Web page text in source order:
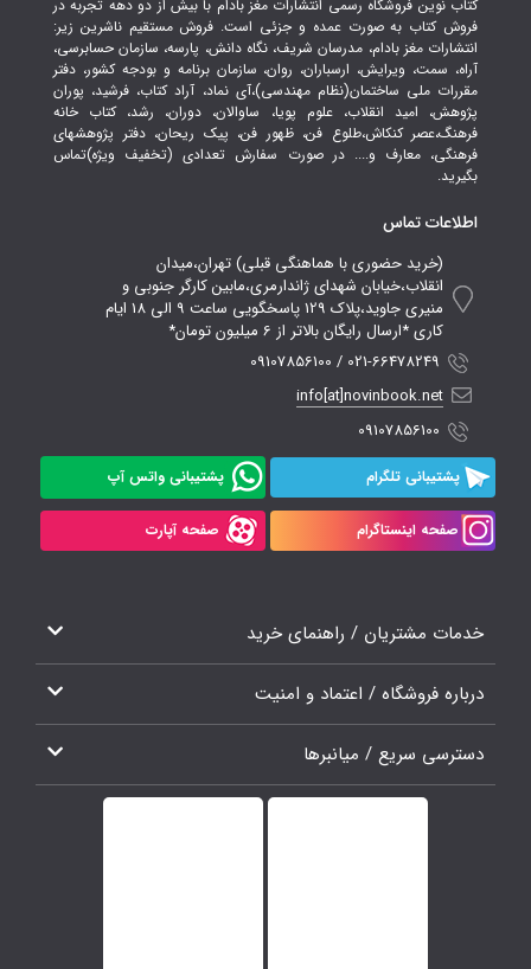
کتاب نوین فروشگاه رسمی انتشارات مغز بادام با بیش از دو دهه تجربه در
فروش کتاب به صورت عمده و جزئی است. فروش مستقیم ناشرین زیر:
انتشارات مغز بادام، مدرسان شریف، نگاه دانش، پارسه، سازمان حسابرسی،
آراه، سمت، ویرایش، ارسباران، روان، سازمان برنامه و بودجه کشور، دفتر
مقررات ملی ساختمان(نظام مهندسی)،آی نماد، آراد کتاب، فرشید، پوران
پژوهش، امید انقلاب، علوم پویا، ساوالان، دوران، رشد، کتاب خانه
فرهنگ،عصر کنکاش،طلوع فن، ظهور فن، پیک ریحان، دفتر پژوهشهای
فرهنگی، معارف و.... در صورت سفارش تعدادی (تخفیف ویژه)تماس
بگیرید.
اطلاعات تماس
(خرید حضوری با هماهنگی قبلی) تهران،میدان
انقلاب،خیابان شهدای ژاندارمری،مابین کارگر جنوبی و
منیری جاوید،پلاک 129 پاسخگویی ساعت 9 الی 18 ایام
کاری *ارسال رایگان بالاتر از 6 میلیون تومان*
021-66478249 / 09107856100
info[at]novinbook.net
09107856100
پشتیبانی تلگرام پشتیبانی واتس آپ
صفحه اینستاگرام صفحه آپارت
خدمات مشتریان / راهنمای خرید
درباره فروشگاه / اعتماد و امنیت
دسترسی سریع / میانبرها